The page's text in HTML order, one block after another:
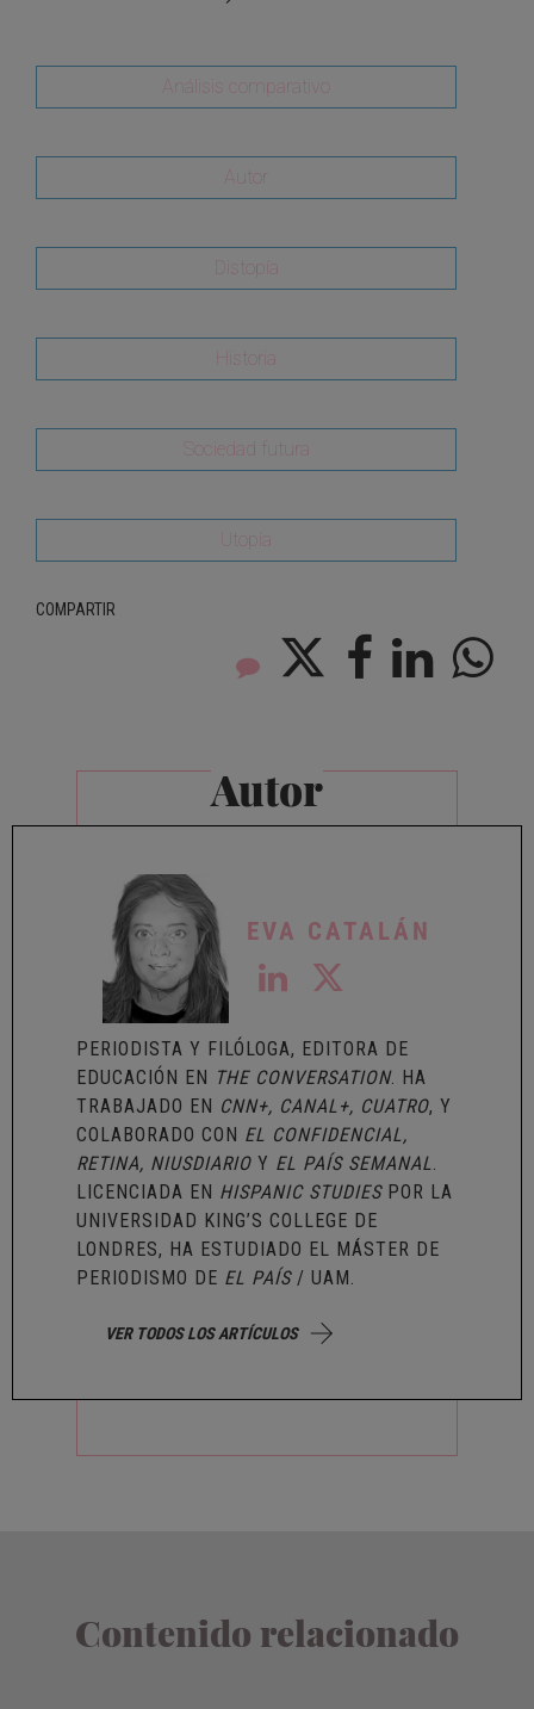
Análisis comparativo
Autor
Distopía
Historia
Sociedad futura
Utopía
COMPARTIR
Autor
EVA CATALÁN
PERIODISTA Y FILÓLOGA, EDITORA DE
EDUCACIÓN EN THE CONVERSATION. HA
TRABAJADO EN CNN+, CANAL+, CUATRO, Y
COLABORADO CON EL CONFIDENCIAL,
RETINA, NIUSDIARIO Y EL PAÍS SEMANAL.
LICENCIADA EN HISPANIC STUDIESPOR LA
UNIVERSIDAD KING’S COLLEGE DE
LONDRES, HA ESTUDIADO EL MÁSTER DE
PERIODISMO DE EL PAÍS/ UAM.
VER TODOS LOS ARTÍCULOS
Contenido relacionado